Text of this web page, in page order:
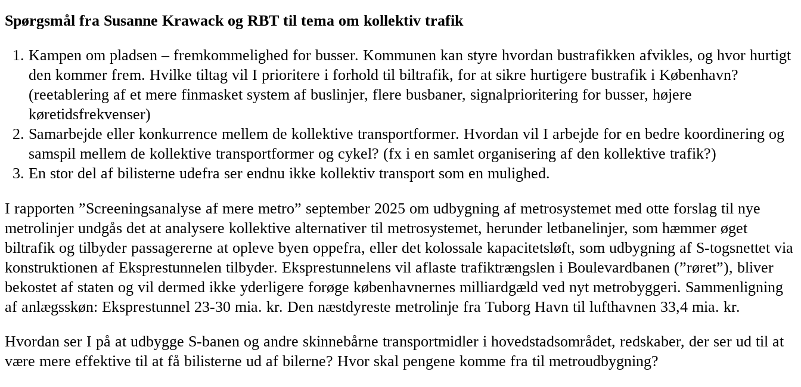
Spørgsmål fra Susanne Krawack og RBT til tema om kollektiv trafik
Kampen om pladsen – fremkommelighed for busser. Kommunen kan styre hvordan bustrafikken afvikles, og hvor hurtigt
den kommer frem. Hvilke tiltag vil I prioritere i forhold til biltrafik, for at sikre hurtigere bustrafik i København?
(reetablering af et mere finmasket system af buslinjer, flere busbaner, signalprioritering for busser, højere
køretidsfrekvenser)
Samarbejde eller konkurrence mellem de kollektive transportformer. Hvordan vil I arbejde for en bedre koordinering og
samspil mellem de kollektive transportformer og cykel? (fx i en samlet organisering af den kollektive trafik?)
En stor del af bilisterne udefra ser endnu ikke kollektiv transport som en mulighed.
I rapporten ”Screeningsanalyse af mere metro” september 2025 om udbygning af metrosystemet med otte forslag til nye
metrolinjer undgås det at analysere kollektive alternativer til metrosystemet, herunder letbanelinjer, som hæmmer øget
biltrafik og tilbyder passagererne at opleve byen oppefra, eller det kolossale kapacitetsløft, som udbygning af S-togsnettet via
konstruktionen af Eksprestunnelen tilbyder. Eksprestunnelens vil aflaste trafiktrængslen i Boulevardbanen (”røret”), bliver
bekostet af staten og vil dermed ikke yderligere forøge københavnernes milliardgæld ved nyt metrobyggeri. Sammenligning
af anlægsskøn: Eksprestunnel 23-30 mia. kr. Den næstdyreste metrolinje fra Tuborg Havn til lufthavnen 33,4 mia. kr.
Hvordan ser I på at udbygge S-banen og andre skinnebårne transportmidler i hovedstadsområdet, redskaber, der ser ud til at
være mere effektive til at få bilisterne ud af bilerne? Hvor skal pengene komme fra til metroudbygning?